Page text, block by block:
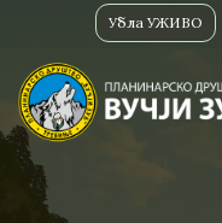
Убла УЖИВО